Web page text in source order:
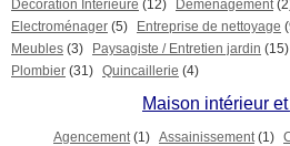
Décoration Intérieure (12) Déménagement
Electroménager (5) Entreprise de nettoyage
Meubles (3) Paysagiste / Entretien jardin (15)
Plombier (31) Quincaillerie (4)
Maison intérieur
Agencement (1) Assainissement (1)